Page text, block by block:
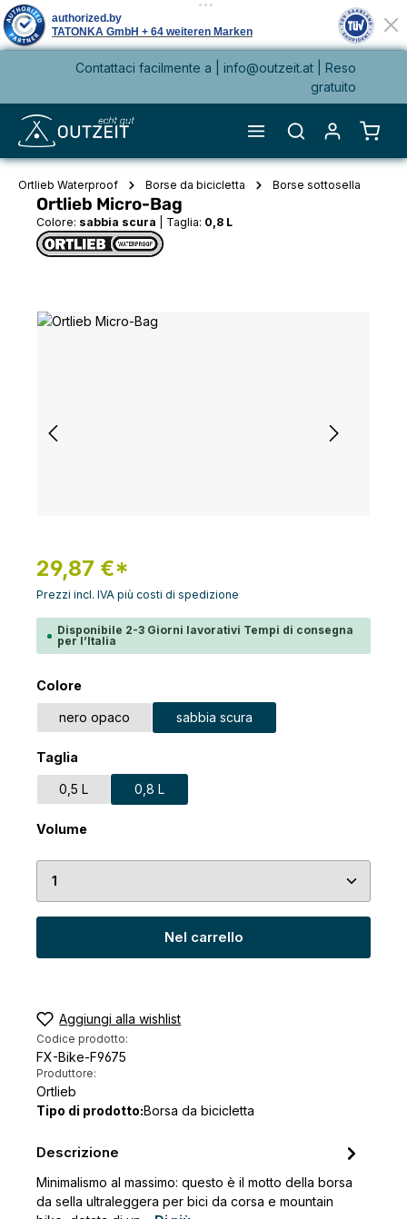
principaleContattaci facilmente a | info@outzeit.at
| Reso
gratuito
Il
Ortlieb Waterproof Borse da bicicletta Borse sottosella
Ortlieb Micro-Bag
Colore: sabbia scura Taglia: 0,8 L
Salta la galleria di immagini
29,87 €*
Prezzi incl. IVA più costi di spedizione
Disponibile 2-3 Giorni lavorativi Tempi di consegna
per l’Italia
Seleziona
Colore
nero opaco sabbia scura
Seleziona
Taglia
0,5 L 0,8 L
Seleziona
Volume
Quantità del prodotto: inserisci la quantità
Nel carrello
Aggiungi alla wishlist
Codice prodotto:
FX-Bike-F9675
Produttore:
Ortlieb
Tipo di prodotto:Borsa da bicicletta
Descrizione
Minimalismo al massimo: questo è il motto della borsa
da sella ultraleggera per bici da corsa e mountain